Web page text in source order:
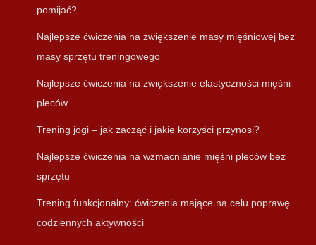
pomijać?
Najlepsze ćwiczenia na zwiększenie masy mięśniowej bez
masy sprzętu treningowego
Najlepsze ćwiczenia na zwiększenie elastyczności mięśni
pleców
Trening jogi – jak zacząć i jakie korzyści przynosi?
Najlepsze ćwiczenia na wzmacnianie mięśni pleców bez
sprzętu
Trening funkcjonalny: ćwiczenia mające na celu poprawę
codziennych aktywności